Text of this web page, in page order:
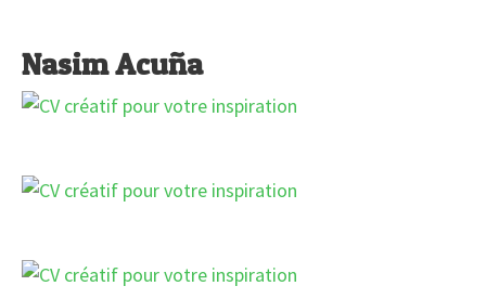
Nasim Acuña